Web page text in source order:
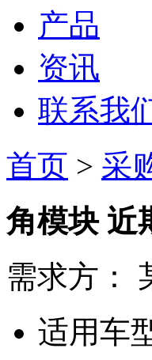
产品
资讯
联系我
首页 > 采
角模块 近
需求方：
适用车